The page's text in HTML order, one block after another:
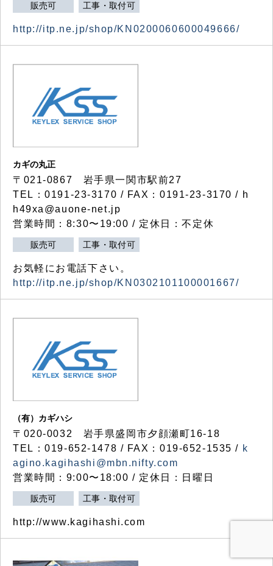
販売可 工事・取付可
http://itp.ne.jp/shop/KN0200060600049666/
カギの丸正
〒021-0867 岩手県一関市駅前27
TEL：0191-23-3170 / FAX：0191-23-3170 / h
h49xa@auone-net.jp
営業時間：8:30〜19:00 / 定休日：不定休
販売可 工事・取付可
お気軽にお電話下さい。
http://itp.ne.jp/shop/KN0302101100001667/
（有）カギハシ
〒020-0032 岩手県盛岡市夕顔瀬町16-18
TEL：019-652-1478 / FAX：019-652-1535 / k
agino.kagihashi@mbn.nifty.com
営業時間：9:00〜18:00 / 定休日：日曜日
販売可 工事・取付可
http://www.kagihashi.com